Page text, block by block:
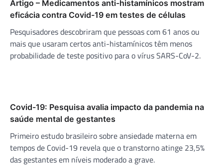
Artigo – Medicamentos anti-histamínicos mostram
eficácia contra Covid-19 em testes de células
Pesquisadores descobriram que pessoas com 61 anos ou
mais que usaram certos anti-histamínicos têm menos
probabilidade de teste positivo para o vírus SARS-CoV-2.
Covid-19: Pesquisa avalia impacto da pandemia na
saúde mental de gestantes
Primeiro estudo brasileiro sobre ansiedade materna em
tempos de Covid-19 revela que o transtorno atinge 23,5%
das gestantes em níveis moderado a grave.